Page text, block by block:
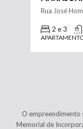
2 e 3
O empreendimento
Memorial de